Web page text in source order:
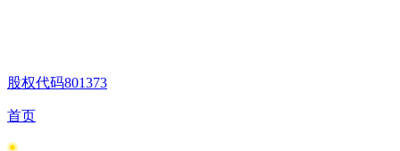
股权代码801373
首页